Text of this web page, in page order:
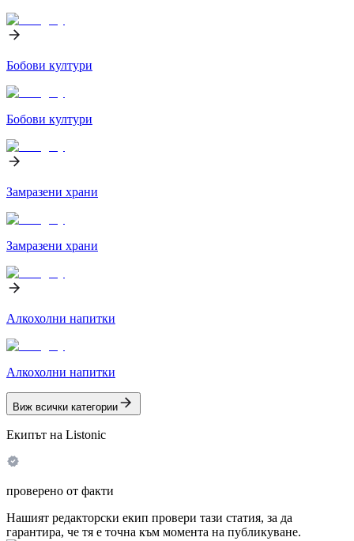
Бобови култури
Бобови култури
Замразени храни
Замразени храни
Алкохолни напитки
Алкохолни напитки
Виж всички категории
Екипът на Listonic
проверено от факти
Нашият редакторски екип провери тази статия, за да
гарантира, че тя е точна към момента на публикуване.